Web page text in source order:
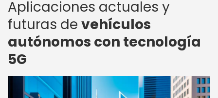
Aplicaciones actuales y
futuras de vehículos
autónomos con tecnología
5G